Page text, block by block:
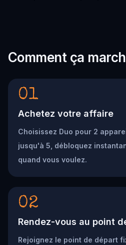
Comment ça
01
Achetez votre affaire
Choisissez Duo pour 2
jusqu'à 5, débloquez
quand vous voulez.
02
Rendez-vous au point
Rejoignez le point de départ